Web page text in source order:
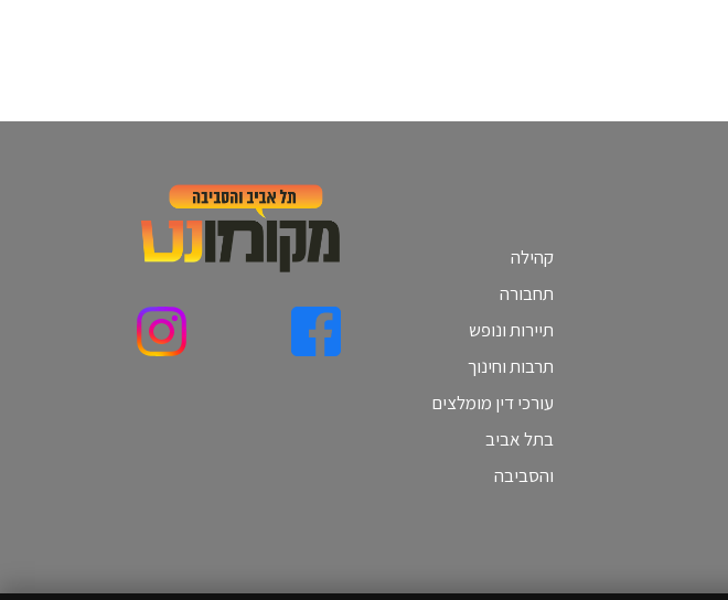
קהילה
תחבורה
תיירות ונופש
תרבות וחינוך
עורכי דין מומלצים
בתל אביב
והסביבה